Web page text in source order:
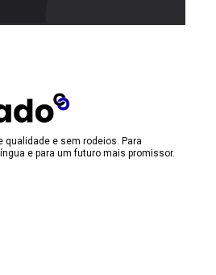
qualidade e sem rodeios. Para
e para um futuro mais promissor.